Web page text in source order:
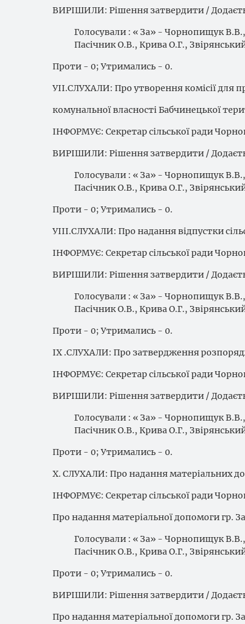
ВИРІШИЛИ: Рішення затвердити /
Голосували : « За» - Чорнопищук
Пасічник О.В., Крива О.Г.,
Проти - 0; Утримались - 0.
УІІ.СЛУХАЛИ: Про утворення комісії для
комунальної власності Бабчинецької
ІНФОРМУЄ: Секретар сільської ради
ВИРІШИЛИ: Рішення затвердити /
Голосували : « За» - Чорнопищук
Пасічник О.В., Крива О.Г.,
Проти - 0; Утримались - 0.
УІІІ.СЛУХАЛИ: Про надання відпустки
ІНФОРМУЄ: Секретар сільської ради
ВИРІШИЛИ: Рішення затвердити /
Голосували : « За» - Чорнопищук
Пасічник О.В., Крива О.Г.,
Проти - 0; Утримались - 0.
ІХ .СЛУХАЛИ: Про затвердження
ІНФОРМУЄ: Секретар сільської ради
ВИРІШИЛИ: Рішення затвердити /
Голосували : « За» - Чорнопищук
Пасічник О.В., Крива О.Г.,
Проти - 0; Утримались - 0.
Х. СЛУХАЛИ: Про надання матеріальних
ІНФОРМУЄ: Секретар сільської ради
Про надання матеріальної допомоги гр.
Голосували : « За» - Чорнопищук
Пасічник О.В., Крива О.Г.,
Проти - 0; Утримались - 0.
ВИРІШИЛИ: Рішення затвердити /
Про надання матеріальної допомоги гр.